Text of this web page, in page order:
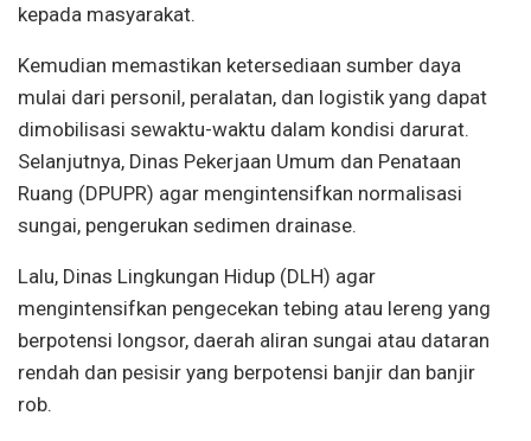
kepada masyarakat.
Kemudian memastikan ketersediaan sumber daya
mulai dari personil, peralatan, dan logistik yang dapat
dimobilisasi sewaktu-waktu dalam kondisi darurat.
Selanjutnya, Dinas Pekerjaan Umum dan Penataan
Ruang (DPUPR) agar mengintensifkan normalisasi
sungai, pengerukan sedimen drainase.
Lalu, Dinas Lingkungan Hidup (DLH) agar
mengintensifkan pengecekan tebing atau lereng yang
berpotensi longsor, daerah aliran sungai atau dataran
rendah dan pesisir yang berpotensi banjir dan banjir
rob.